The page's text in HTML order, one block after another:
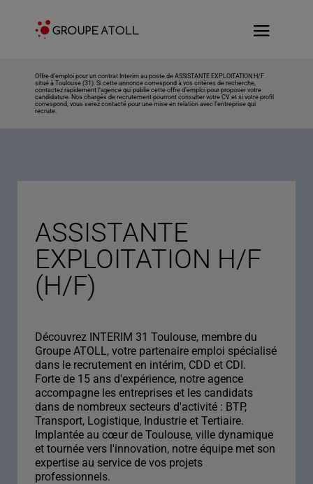
Offre d’emploi pour un contrat Interim au poste de ASSISTANTE EXPLOITATION H/F
situé à Toulouse (31). Si cette annonce correspond à vos critères de recherche,
contactez rapidement l’agence qui publie cette offre d’emploi pour proposer votre
candidature. Nos chargés de recrutement pourront consulter votre CV et si votre profil
correspond, vous serez contacté pour une mise en relation avec l’entreprise qui
recrute.
ASSISTANTE
EXPLOITATION H/F
(H/F)
Découvrez INTERIM 31 Toulouse, membre du
Groupe ATOLL, votre partenaire emploi spécialisé
dans le recrutement en intérim, CDD et CDI.
Forte de 15 ans d'expérience, notre agence
accompagne les entreprises et les candidats
dans de nombreux secteurs d'activité : BTP,
Transport, Logistique, Industrie et Tertiaire.
Implantée au cœur de Toulouse, ville dynamique
et tournée vers l'innovation, notre équipe met son
expertise au service de vos projets
professionnels.